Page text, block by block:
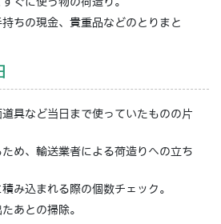
ちの現金、貴重品などのとりまと
具など当日まで使っていたものの片
ため、輸送業者による荷造りへの立ち
み込まれる際の個数チェック。
あとの掃除。